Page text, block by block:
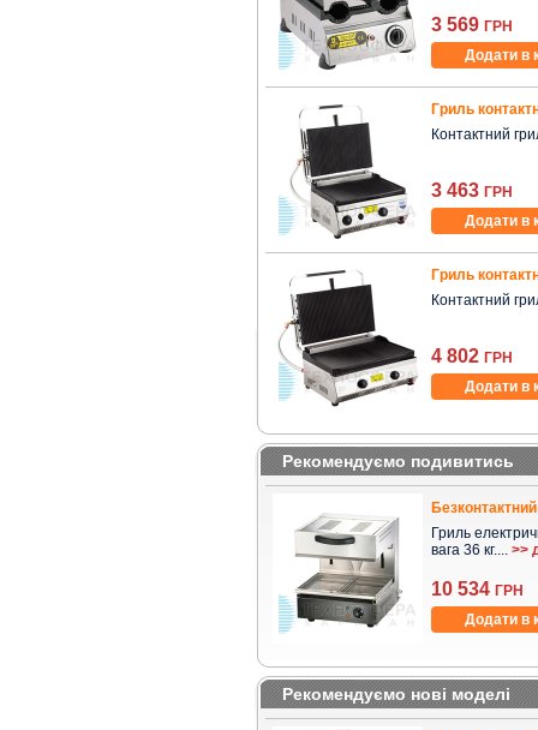
3 569 ГРН
Додати в
Гриль
Контактний
3 463 ГРН
Додати в
Гриль
Контактний
4 802 ГРН
Додати в
Рекомендуємо подивитись
Гриль
вага 36 кг.... >>
10 534 ГРН
Додати в
Рекомендуємо нові моделі